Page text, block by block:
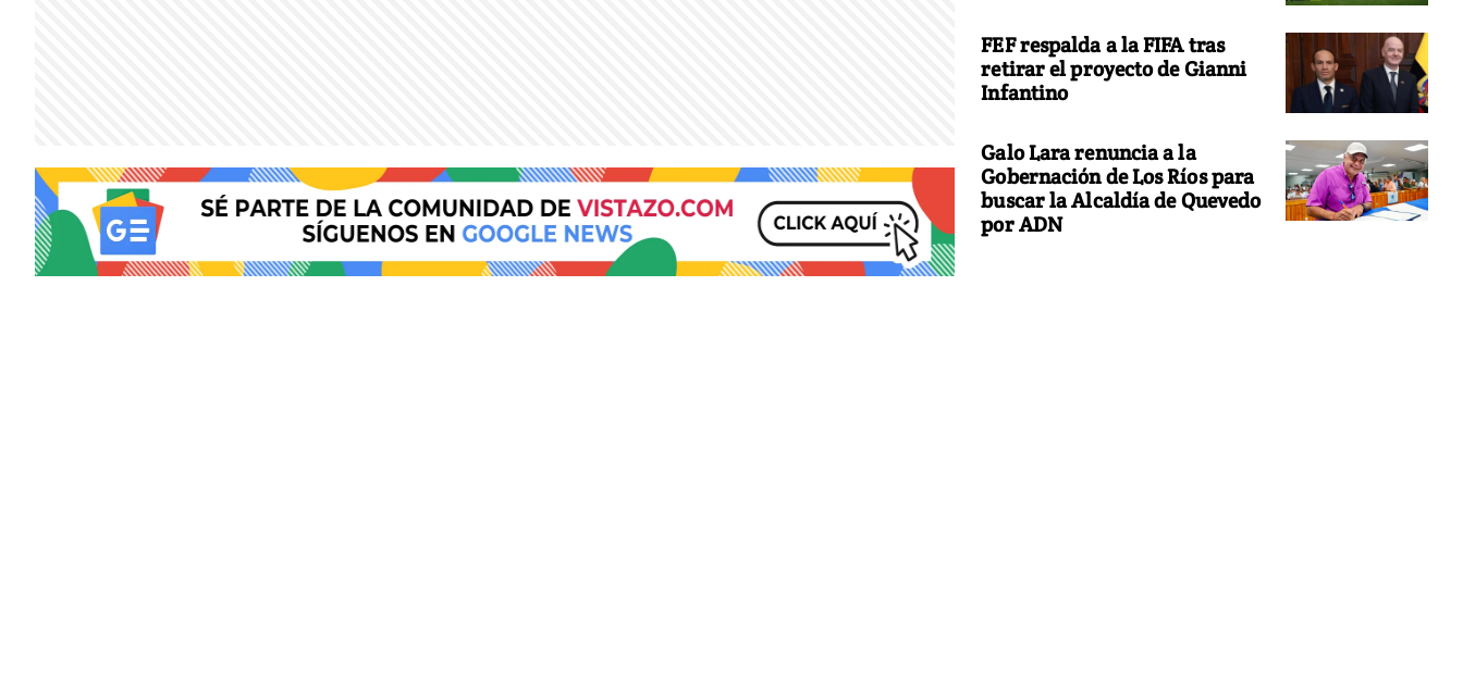
FEF respalda a la FIFA tras
retirar el proyecto de Gianni
Infantino
Galo Lara renuncia a la
Gobernación de Los Ríos para
buscar la Alcaldía de Quevedo
por ADN